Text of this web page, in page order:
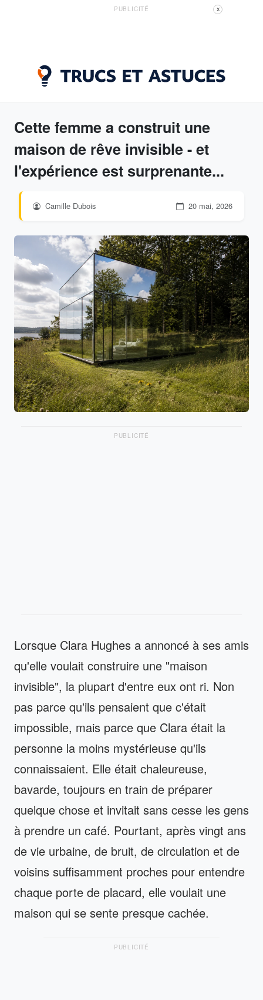
PUBLICITÉ X
Cette femme a construit une
maison de rêve invisible - et
l'expérience est surprenante...
Camille Dubois 20 mai, 2026
PUBLICITÉ
Lorsque Clara Hughes a annoncé à ses amis
qu'elle voulait construire une "maison
invisible", la plupart d'entre eux ont ri. Non
pas parce qu'ils pensaient que c'était
impossible, mais parce que Clara était la
personne la moins mystérieuse qu'ils
connaissaient. Elle était chaleureuse,
bavarde, toujours en train de préparer
quelque chose et invitait sans cesse les gens
à prendre un café. Pourtant, après vingt ans
de vie urbaine, de bruit, de circulation et de
voisins suffisamment proches pour entendre
chaque porte de placard, elle voulait une
maison qui se sente presque cachée.
PUBLICITÉ